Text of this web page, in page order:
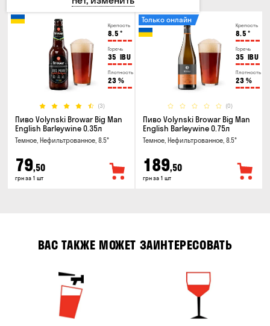
Крепость
8.5 °
Горечь
35 IBU
Плотность
23 %
(3)
Пиво Volynski Browar Big Man
English Barleywine 0.35л
Темное, Нефильтрованное, 8.5°
79,50
грн за 1 шт
Крепость
8.5 °
Горечь
35 IBU
Плотность
23 %
(0)
Только онлайн
Пиво Volynski Browar Big Man
English Barleywine 0.75л
Темное, Нефильтрованное, 8.5°
189,50
грн за 1 шт
ВАС ТАКЖЕ МОЖЕТ ЗАИНТЕРЕСОВАТЬ